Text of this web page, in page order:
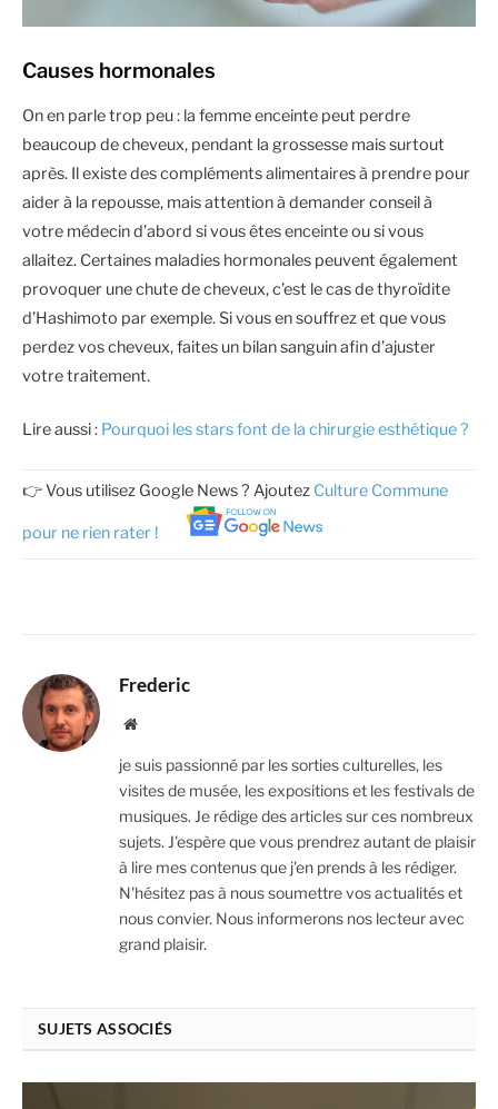
Causes hormonales
On en parle trop peu : la femme enceinte peut perdre
beaucoup de cheveux, pendant la grossesse mais surtout
après. Il existe des compléments alimentaires à prendre pour
aider à la repousse, mais attention à demander conseil à
votre médecin d’abord si vous êtes enceinte ou si vous
allaitez. Certaines maladies hormonales peuvent également
provoquer une chute de cheveux, c’est le cas de thyroïdite
d’Hashimoto par exemple. Si vous en souffrez et que vous
perdez vos cheveux, faites un bilan sanguin afin d’ajuster
votre traitement.
Lire aussi : Pourquoi les stars font de la chirurgie esthétique ?
👉 Vous utilisez Google News ? Ajoutez Culture Commune
pour ne rien rater !
Frederic
Website
je suis passionné par les sorties culturelles, les
visites de musée, les expositions et les festivals de
musiques. Je rédige des articles sur ces nombreux
sujets. J'espère que vous prendrez autant de plaisir
à lire mes contenus que j'en prends à les rédiger.
N'hésitez pas à nous soumettre vos actualités et
nous convier. Nous informerons nos lecteur avec
grand plaisir.
SUJETS ASSOCIÉS